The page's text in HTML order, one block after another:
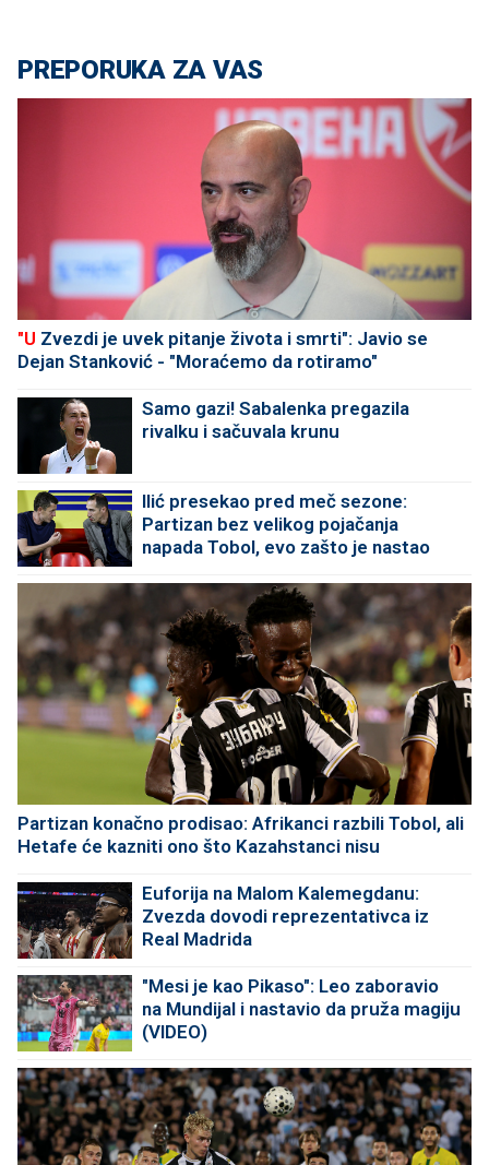
PREPORUKA ZA VAS
"U Zvezdi je uvek pitanje života i smrti": Javio se
Dejan Stanković - "Moraćemo da rotiramo"
Samo gazi! Sabalenka pregazila
rivalku i sačuvala krunu
Ilić presekao pred meč sezone:
Partizan bez velikog pojačanja
napada Tobol, evo zašto je nastao
Partizan konačno prodisao: Afrikanci razbili Tobol, ali
Hetafe će kazniti ono što Kazahstanci nisu
Euforija na Malom Kalemegdanu:
Zvezda dovodi reprezentativca iz
Real Madrida
"Mesi je kao Pikaso": Leo zaboravio
na Mundijal i nastavio da pruža magiju
(VIDEO)